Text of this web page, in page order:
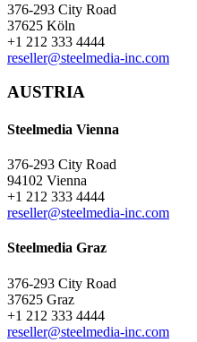
376-293 City Road
37625 Köln
+1 212 333 4444
reseller@steelmedia-inc.com
AUSTRIA
Steelmedia Vienna
376-293 City Road
94102 Vienna
+1 212 333 4444
reseller@steelmedia-inc.com
Steelmedia Graz
376-293 City Road
37625 Graz
+1 212 333 4444
reseller@steelmedia-inc.com